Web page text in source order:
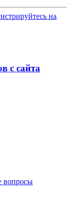
на
с сайта
вопросы